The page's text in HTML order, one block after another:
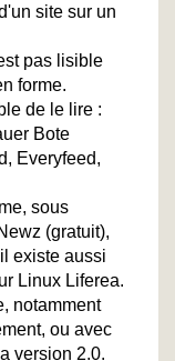
site sur un
pas lisible
forme.
de le lire :
Bote
Everyfeed,
sous
(gratuit),
existe aussi
Linux Liferea.
notamment
ou avec
version 2.0.